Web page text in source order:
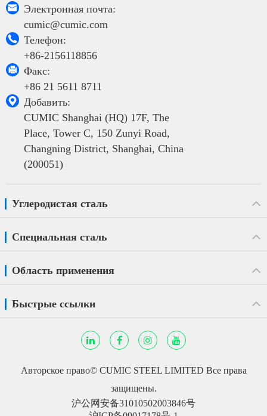

Электронная почта:
cumic@cumic.com

Телефон:
+86-2156118856

Факс:
+86 21 5611 8711

Добавить:
CUMIC Shanghai (HQ) 17F, The
Place, Tower C, 150 Zunyi Road,
Changning District, Shanghai, China
(200051)
Углеродистая сталь
Специальная сталь
Область применения
Быстрые ссылки
Авторское право© CUMIC STEEL LIMITED Все права
защищены.
沪公网安备31010502003846号